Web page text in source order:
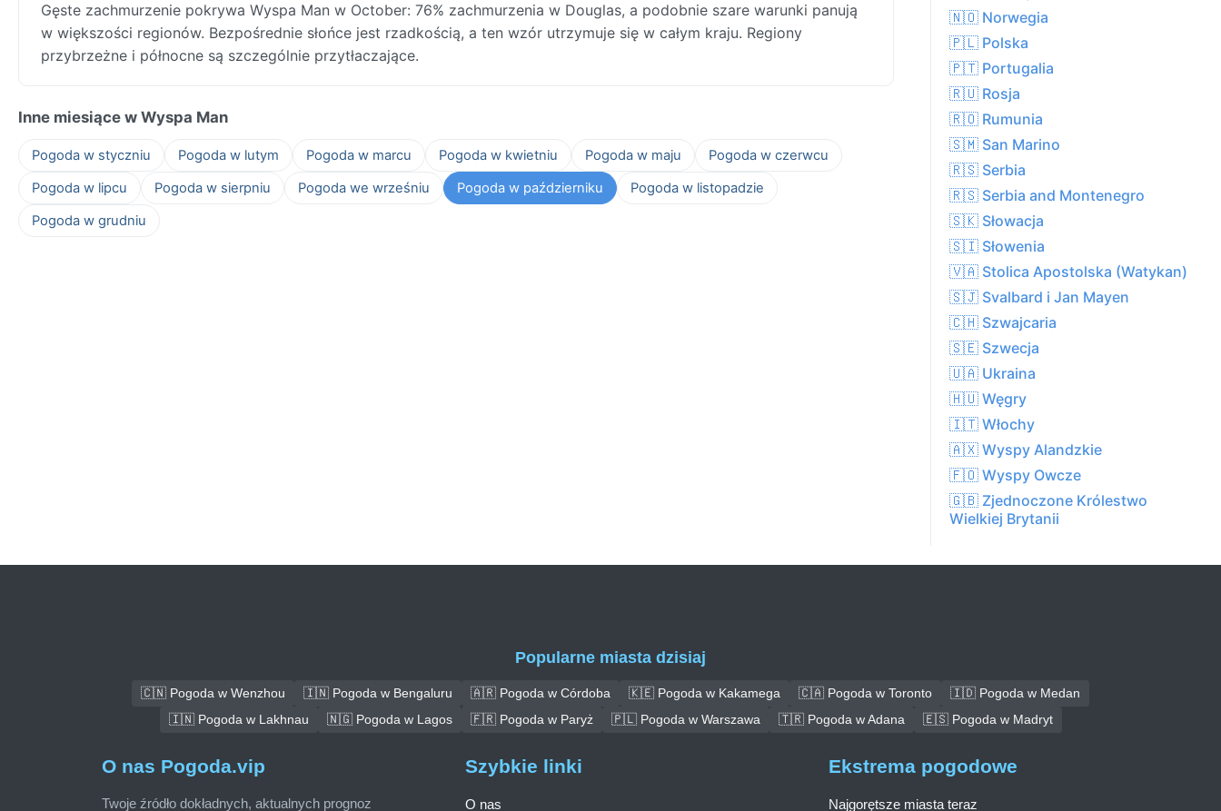
Gęste zachmurzenie pokrywa Wyspa Man w October: 76% zachmurzenia w Douglas, a podobnie szare warunki panują
w większości regionów. Bezpośrednie słońce jest rzadkością, a ten wzór utrzymuje się w całym kraju. Regiony
przybrzeżne i północne są szczególnie przytłaczające.
Inne miesiące w Wyspa Man
Pogoda w styczniu Pogoda w lutym Pogoda w marcu Pogoda w kwietniu Pogoda w maju
Pogoda w czerwcu
Pogoda w lipcu
Pogoda w sierpniu Pogoda we wrześniu Pogoda w październiku
Pogoda w listopadzie
Pogoda w grudniu
🇳🇴 Norwegia
🇵🇱 Polska
🇵🇹 Portugalia
🇷🇺 Rosja
🇷🇴 Rumunia
🇸🇲 San Marino
🇷🇸 Serbia
🇷🇸 Serbia and Montenegro
🇸🇰 Słowacja
🇸🇮 Słowenia
🇻🇦 Stolica Apostolska (Watykan)
🇸🇯 Svalbard i Jan Mayen
🇨🇭 Szwajcaria
🇸🇪 Szwecja
🇺🇦 Ukraina
🇭🇺 Węgry
🇮🇹 Włochy
🇦🇽 Wyspy Alandzkie
🇫🇴 Wyspy Owcze
🇬🇧 Zjednoczone Królestwo
Wielkiej Brytanii
Popularne miasta dzisiaj
🇨🇳 Pogoda w Wenzhou 🇮🇳 Pogoda w Bengaluru 🇦🇷 Pogoda w Córdoba 🇰🇪 Pogoda w Kakamega 🇨🇦 Pogoda w Toronto
🇮🇩 Pogoda w Medan
🇮🇳 Pogoda w Lakhnau
🇳🇬 Pogoda w Lagos 🇫🇷 Pogoda w Paryż 🇵🇱 Pogoda w Warszawa 🇹🇷 Pogoda w Adana 🇪🇸 Pogoda w Madryt
O nas Pogoda.vip
Twoje źródło dokładnych, aktualnych prognoz
Szybkie linki
O nas
Ekstrema pogodowe
Najgorętsze miasta teraz